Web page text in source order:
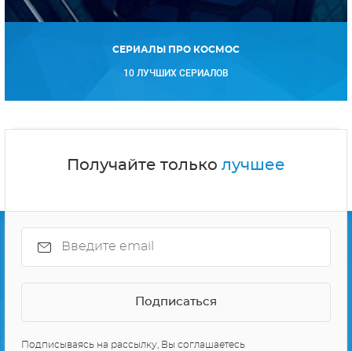
СЕРИАЛЫ ПРО КОСМОС
10 ЛУЧШИХ СЕРИАЛОВ
Получайте только лучшее
Подписываясь на рассылку, Вы соглашаетесь